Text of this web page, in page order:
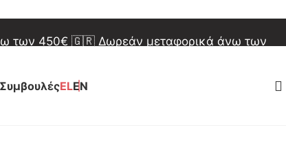
των 450€ 🇬🇷 Δωρεάν μεταφορικά άνω των
EN
EL